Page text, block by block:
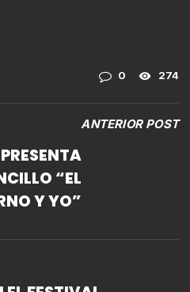
0 274
ANTERIOR POST
“EL
Y YO”